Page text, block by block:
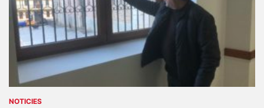
NOTICIES